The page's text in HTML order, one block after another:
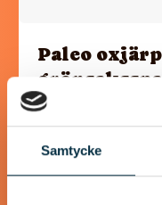
Samtycke
Paleo
Jag gjorde även en…